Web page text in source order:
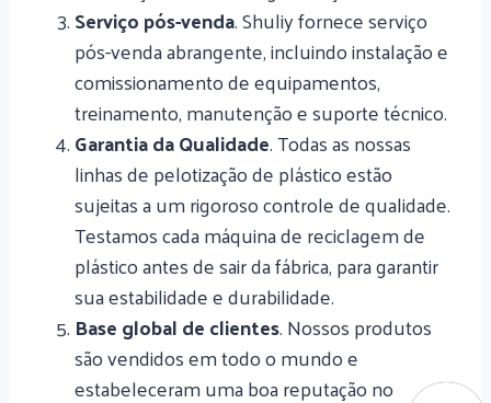
Serviço pós-venda. Shuliy fornece serviço
pós-venda abrangente, incluindo instalação e
comissionamento de equipamentos,
treinamento, manutenção e suporte técnico.
Garantia da Qualidade. Todas as nossas
linhas de pelotização de plástico estão
sujeitas a um rigoroso controle de qualidade.
Testamos cada máquina de reciclagem de
plástico antes de sair da fábrica, para garantir
sua estabilidade e durabilidade.
Base global de clientes. Nossos produtos
são vendidos em todo o mundo e
estabeleceram uma boa reputação no